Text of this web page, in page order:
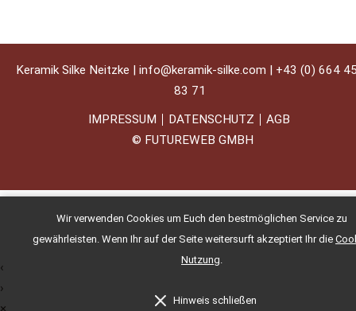
Keramik Silke Neitzke | info@keramik-silke.com | +43 (0) 664
83 71
IMPRESSUM
DATENSCHUTZ
AGB
© FUTUREWEB GMBH
Wir verwenden Cookies um Euch den bestmöglichen Service zu
gewährleisten. Wenn Ihr auf der Seite weitersurft akzeptiert Ihr die
Nutzung.
Hinweis schließen
‹
›